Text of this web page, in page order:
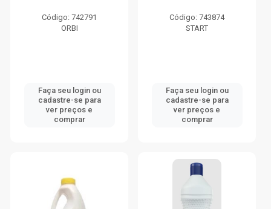
Código: 742791
ORBI
Faça seu login ou
cadastre-se para
ver preços e
comprar
Código: 743874
START
Faça seu login ou
cadastre-se para
ver preços e
comprar